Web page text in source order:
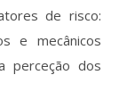
de risco:
e mecânicos
perceção dos